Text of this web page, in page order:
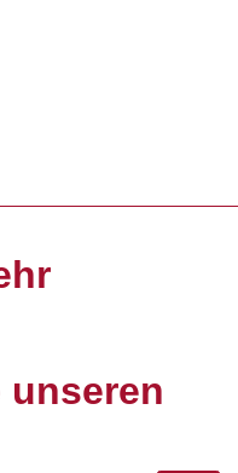
unseren